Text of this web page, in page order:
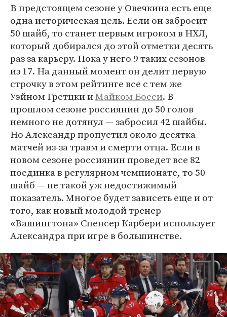
В предстоящем сезоне у Овечкина есть еще
одна историческая цель. Если он забросит
50 шайб, то станет первым игроком в НХЛ,
который добирался до этой отметки десять
раз за карьеру. Пока у него 9 таких сезонов
из 17. На данный момент он делит первую
строчку в этом рейтинге все с тем же
Уэйном Гретцки иМайком Босси. В
прошлом сезоне россиянин до 50 голов
немного не дотянул — забросил 42 шайбы.
Но Александр пропустил около десятка
матчей из-за травм и смерти отца. Если в
новом сезоне россиянин проведет все 82
поединка в регулярном чемпионате, то 50
шайб — не такой уж недостижимый
показатель. Многое будет зависеть еще и от
того, как новый молодой тренер
«Вашингтона» Спенсер Карбери использует
Александра при игре в большинстве.